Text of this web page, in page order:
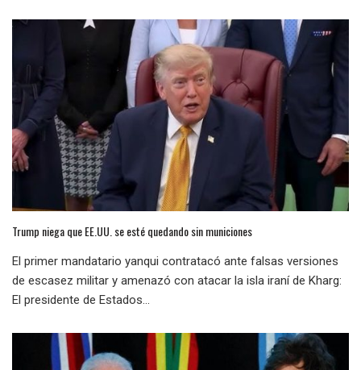
Trump niega que EE.UU. se esté quedando sin municiones
El primer mandatario yanqui contratacó ante falsas versiones
de escasez militar y amenazó con atacar la isla iraní de Kharg:
El presidente de Estados...